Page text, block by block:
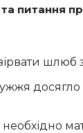
та
шлюб
досягло